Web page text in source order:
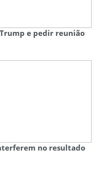
e pedir reunião
no resultado